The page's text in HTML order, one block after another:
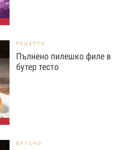
РЕЦЕПТИ
Пълнено пилешко филе в
бутер тесто
ВКУСНО